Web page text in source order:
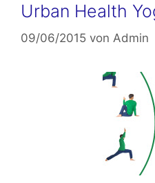
Urban Health
09/06/2015 von Admin